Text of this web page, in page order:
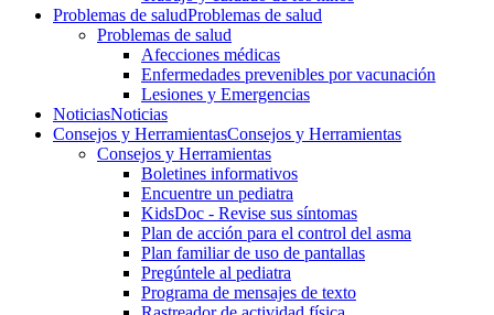
Problemas de saludProblemas de salud
Problemas de salud
Afecciones médicas
Enfermedades prevenibles por vacunación
Lesiones y Emergencias
NoticiasNoticias
Consejos y HerramientasConsejos y Herramientas
Consejos y Herramientas
Boletines informativos
Encuentre un pediatra
KidsDoc - Revise sus síntomas
Plan de acción para el control del asma
Plan familiar de uso de pantallas
Pregúntele al pediatra
Programa de mensajes de texto